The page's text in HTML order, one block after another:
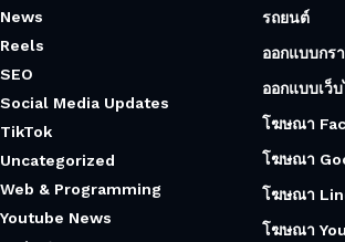
News
Reels
SEO
Social Media Updates
TikTok
Uncategorized
Web & Programming
Youtube News
รถยนต์
ออกแบบกร
ออกแบบเว็
โฆษณา
โฆษณา
โฆษณา
โฆษณา